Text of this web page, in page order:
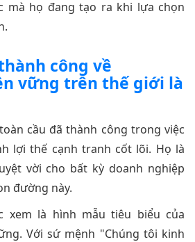
mà họ đang tạo ra khi lựa chọn
công về
vững trên thế giới là
cầu đã thành công trong việc
lợi thế cạnh tranh cốt lõi. Họ là
vời cho bất kỳ doanh nghiệp
đường này.
xem là hình mẫu tiêu biểu của
Với sứ mệnh "Chúng tôi kinh